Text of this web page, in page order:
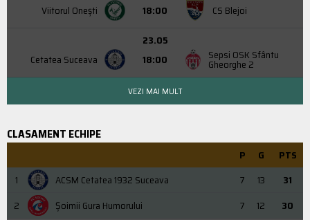
Viitorul Onești
18:00
CS Blejoi
Cetatea Suceava
23.05
18:00
Sepsi OSK Sfântu
Gheorghe 2
VEZI MAI MULT
CLASAMENT ECHIPE
P G
PTS
1
ACSM Cetatea 1932 Suceava 7 13
31
2
Şoimii Gura Humorului 7 12
30